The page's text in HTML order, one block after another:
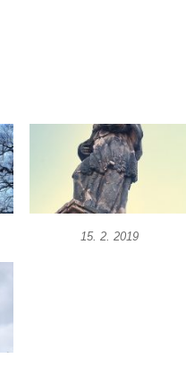
15. 2. 2019